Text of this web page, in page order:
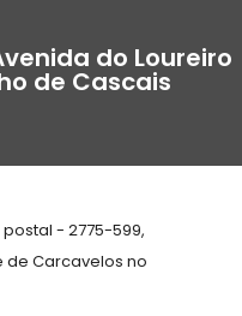
do Loureiro
de Cascais
- 2775-599,
Carcavelos no